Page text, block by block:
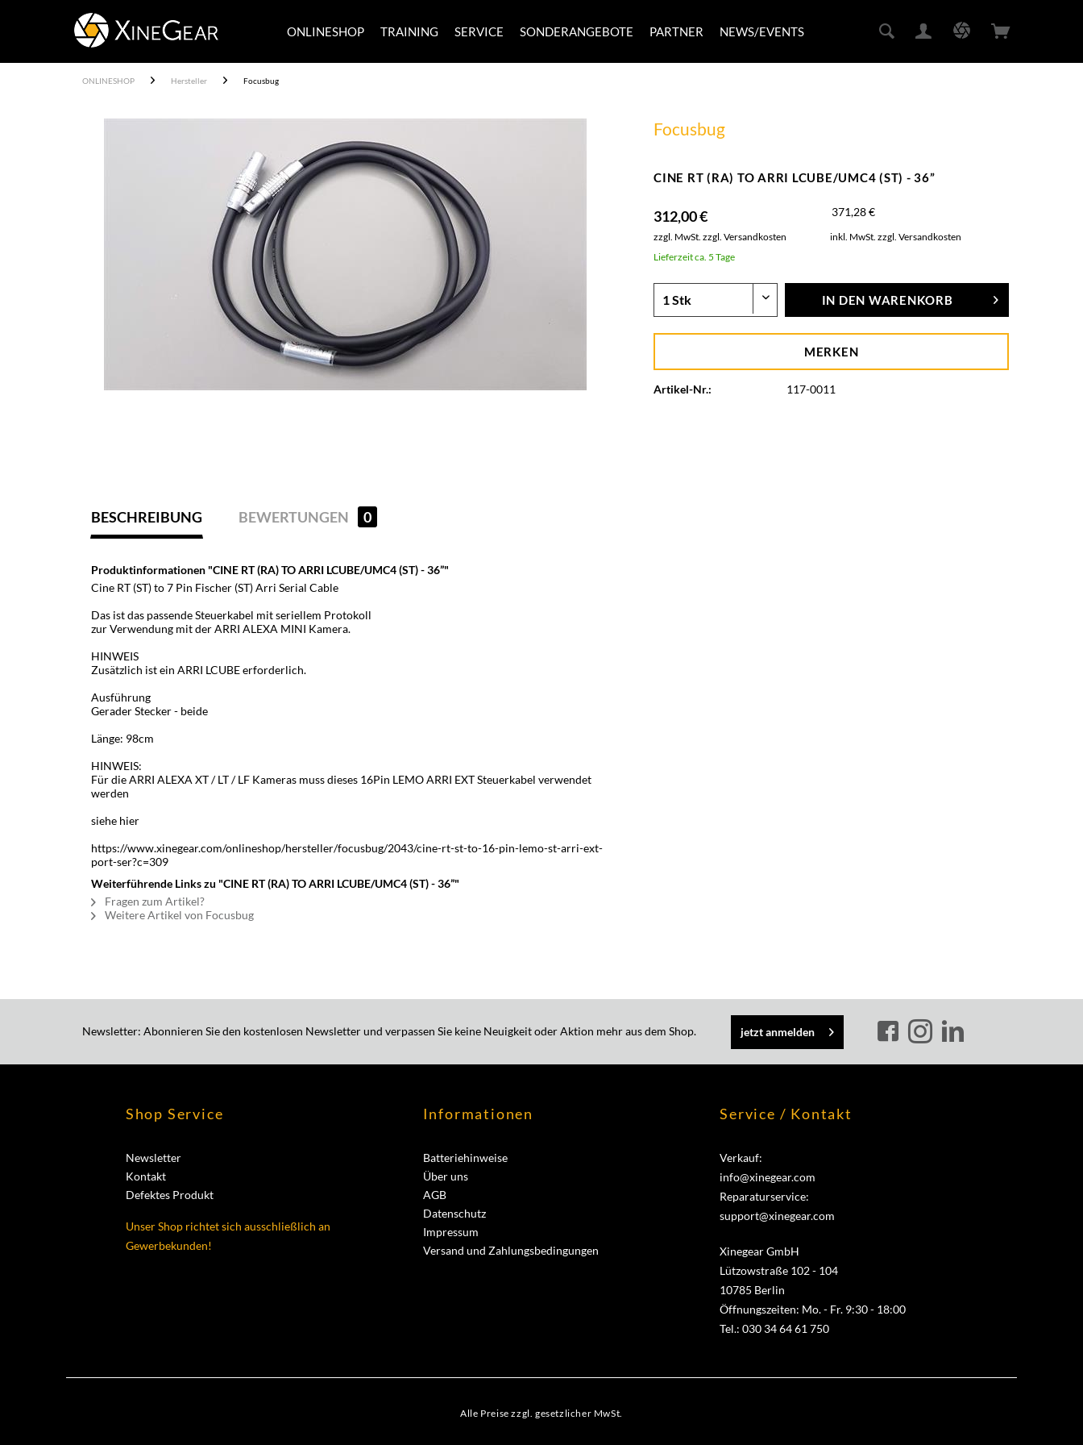
ONLINESHOP TRAINING SERVICE SONDERANGEBOTE PARTNER NEWS/EVENTS
ONLINESHOP Hersteller Focusbug
Focusbug
CINE RT (RA) TO ARRI LCUBE/UMC4 (ST) - 36”
312,00 € 371,28 €
zzgl. MwSt.zzgl. Versandkosten inkl. MwSt.zzgl. Versandkosten
Lieferzeit ca. 5 Tage
IN DEN WARENKORB
MERKEN
Artikel-Nr.: 117-0011
BESCHREIBUNG BEWERTUNGEN 0
Produktinformationen "CINE RT (RA) TO ARRI LCUBE/UMC4 (ST) - 36”"
Cine RT (ST) to 7 Pin Fischer (ST) Arri Serial Cable
Das ist das passende Steuerkabel mit seriellem Protokoll
zur Verwendung mit der ARRI ALEXA MINI Kamera.
HINWEIS
Zusätzlich ist ein ARRI LCUBE erforderlich.
Ausführung
Gerader Stecker - beide
Länge: 98cm
HINWEIS:
Für die ARRI ALEXA XT / LT / LF Kameras muss dieses 16Pin LEMO ARRI EXT Steuerkabel verwendet
werden
siehe hier
https://www.xinegear.com/onlineshop/hersteller/focusbug/2043/cine-rt-st-to-16-pin-lemo-st-arri-ext-
port-ser?c=309
Weiterführende Links zu "CINE RT (RA) TO ARRI LCUBE/UMC4 (ST) - 36”"
Fragen zum Artikel?
Weitere Artikel von Focusbug
Newsletter: Abonnieren Sie den kostenlosen Newsletter und verpassen Sie keine Neuigkeit oder Aktion mehr aus dem Shop. jetzt anmelden
Shop Service
Newsletter
Kontakt
Defektes Produkt
Unser Shop richtet sich ausschließlich an
Gewerbekunden!
Informationen
Batteriehinweise
Über uns
AGB
Datenschutz
Impressum
Versand und Zahlungsbedingungen
Service / Kontakt
Verkauf:
info@xinegear.com
Reparaturservice:
support@xinegear.com
Xinegear GmbH
Lützowstraße 102 - 104
10785 Berlin
Öffnungszeiten: Mo. - Fr. 9:30 - 18:00
Tel.: 030 34 64 61 750
Alle Preise zzgl. gesetzlicher MwSt.